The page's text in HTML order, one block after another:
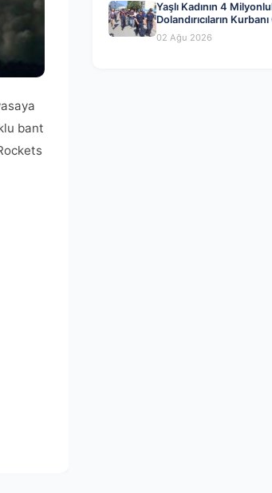
bant
Yaşlı Kadının 4
Dolandırıcıların
02 Ağu 2026